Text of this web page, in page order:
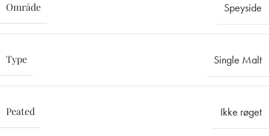
Område Speyside
Type Single Malt
Peated Ikke røget